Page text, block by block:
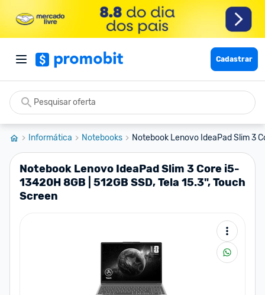
Cadastrar
Informática Notebooks Notebook Lenovo IdeaPad Slim 3
Notebook Lenovo IdeaPad Slim 3 Core i5-
13420H 8GB | 512GB SSD, Tela 15.3", Touch
Screen